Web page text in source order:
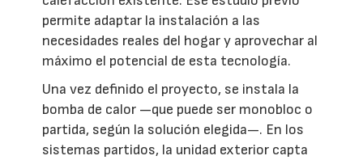
permite adaptar la instalación a las
necesidades reales del hogar y aprovechar al
máximo el potencial de esta tecnología.
Una vez definido el proyecto, se instala la
bomba de calor —que puede ser monobloc o
partida, según la solución elegida—. En los
sistemas partidos, la unidad exterior capta